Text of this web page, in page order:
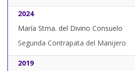
2024
María Stma. del Divino Consuelo
Segunda Contrapata del Manijero
2019